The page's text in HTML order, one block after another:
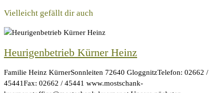
Vielleicht gefällt dir auch
Heurigenbetrieb Kürner Heinz
Familie Heinz KürnerSonnleiten 72640 GloggnitzTelefon: 02662 /
45441Fax: 02662 / 45441 www.mostschank-